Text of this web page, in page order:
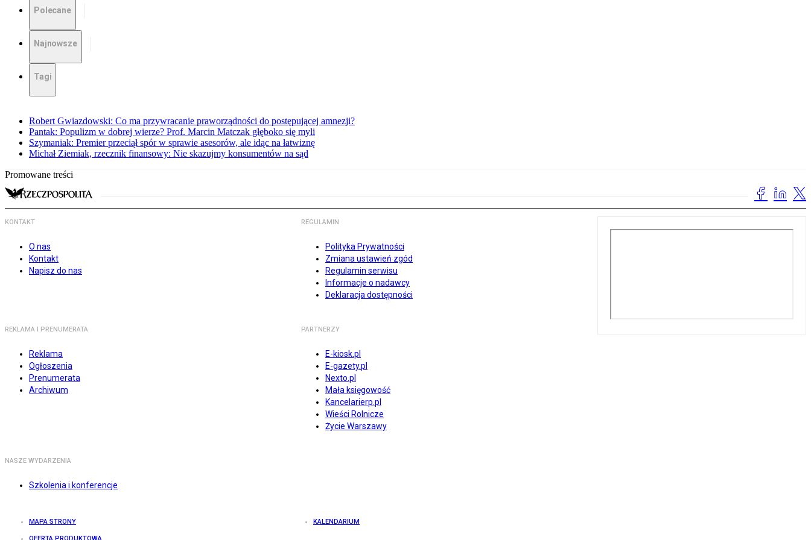
Polecane
Najnowsze
Tagi
Robert Gwiazdowski: Co ma przywracanie praworządności do postępującej amnezji?
Pantak: Populizm w dobrej wierze? Prof. Marcin Matczak głęboko się myli
Szymaniak: Premier przeciął spór w sprawie asesorów, ale idąc na łatwiznę
Michał Ziemiak, rzecznik finansowy: Nie skazujmy konsumentów na sąd
Promowane treści
KONTAKT
O nas
Kontakt
Napisz do nas
REGULAMIN
Polityka Prywatności
Zmiana ustawień zgód
Regulamin serwisu
Informacje o nadawcy
Deklaracja dostępności
REKLAMA I PRENUMERATA
Reklama
Ogłoszenia
Prenumerata
Archiwum
PARTNERZY
E-kiosk.pl
E-gazety.pl
Nexto.pl
Mała księgowość
Kancelarierp.pl
Wieści Rolnicze
Życie Warszawy
NASZE WYDARZENIA
Szkolenia i konferencje
MAPA STRONY KALENDARIUM